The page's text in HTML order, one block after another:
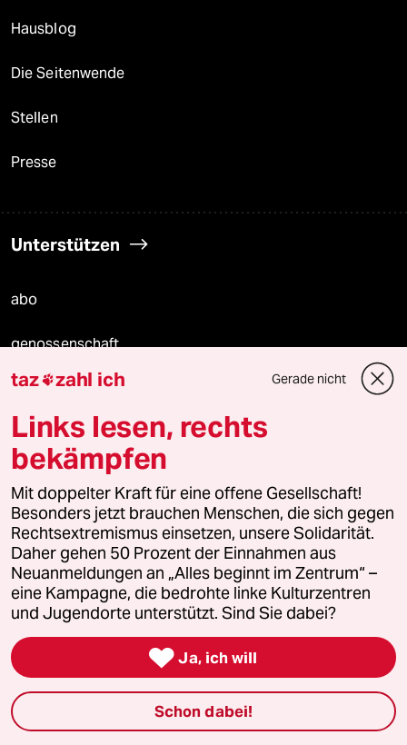
Hausblog
Die Seitenwende
Stellen
Presse
Unterstützen
abo
genossenschaft
taz zahl ich
recherchefonds ausland
panterstiftung
panterpreis 2026
Podcast
bundestalk
fernverbindung
taz zahl ich Gerade nicht
Links lesen, rechts
bekämpfen
Mit doppelter Kraft für eine offene Gesellschaft!
Besonders jetzt brauchen Menschen, die sich gegen
Rechtsextremismus einsetzen, unsere Solidarität.
Daher gehen 50 Prozent der Einnahmen aus
Neuanmeldungen an „Alles beginnt im Zentrum“ –
eine Kampagne, die bedrohte linke Kulturzentren
und Jugendorte unterstützt. Sind Sie dabei?
 Ja, ich will
Schon dabei!